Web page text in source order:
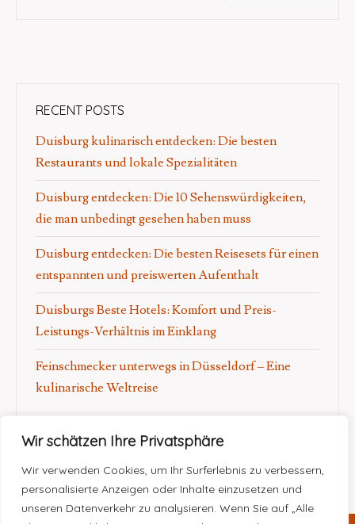
Wir schätzen Ihre Privatsphäre
Wir verwenden Cookies, um Ihr Surferlebnis zu verbessern,
personalisierte Anzeigen oder Inhalte einzusetzen und
unseren Datenverkehr zu analysieren. Wenn Sie auf „Alle
RECENT POSTS
Duisburg kulinarisch entdecken: Die besten
Restaurants und lokale Spezialitäten
Duisburg entdecken: Die 10 Sehenswürdigkeiten,
die man unbedingt gesehen haben muss
Duisburg entdecken: Die besten Reisesets für einen
entspannten und preiswerten Aufenthalt
Duisburgs Beste Hotels: Komfort und Preis-
Leistungs-Verhältnis im Einklang
Feinschmecker unterwegs in Düsseldorf – Eine
kulinarische Weltreise